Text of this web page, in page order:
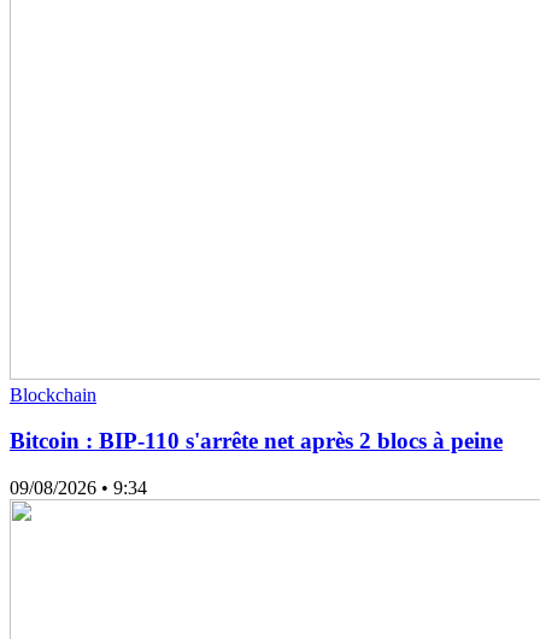
Blockchain
Bitcoin : BIP-110 s'arrête net après 2 blocs à peine
09/08/2026 • 9:34